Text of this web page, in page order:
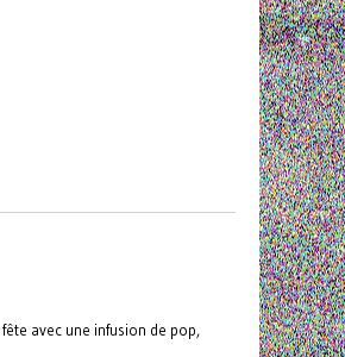
avec une infusion de pop,